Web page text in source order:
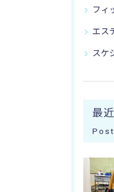
フィ
エス
スケ
最